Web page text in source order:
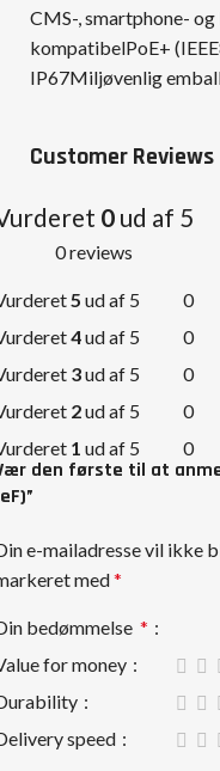
CMS-, smartphone-
kompatibelPoE+
IP67Miljøvenlig
Customer Reviews
0 ud af 5
0 reviews
5 ud af 5
0
4ud af 5
0
3ud af 5
0
2ud af 5
0
1 ud af 5 0
den første til at
e-mailadresse vil ikke
med*
bedømmelse *
for money
speed